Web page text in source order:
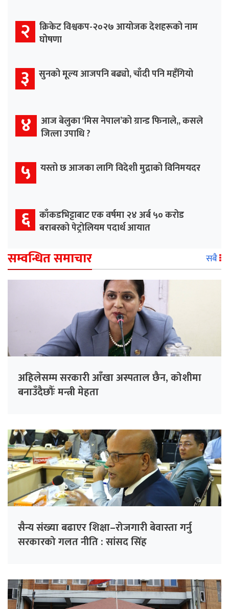
२ क्रिकेट विश्वकप-२०२७ आयोजक देशहरूको नाम
घोषणा
३ सुनको मूल्य आजपनि बढ्यो, चाँदी पनि महँगियो
४ आज बेलुका ‘मिस नेपाल’को ग्रान्ड फिनाले,, कसले
जित्ला उपाधि ?
५ यस्तो छ आजका लागि विदेशी मुद्राको विनिमयदर
६ काँकडभिट्टाबाट एक वर्षमा २४ अर्ब ५० करोड
बराबरको पेट्रोलियम पदार्थ आयात
सम्वन्धित समाचार सबै
अहिलेसम्म सरकारी आँखा अस्पताल छैन, कोशीमा
बनाउँदैछौँः मन्त्री मेहता
सैन्य संख्या बढाएर शिक्षा–रोजगारी बेवास्ता गर्नु
सरकारको गलत नीति : सांसद सिंह